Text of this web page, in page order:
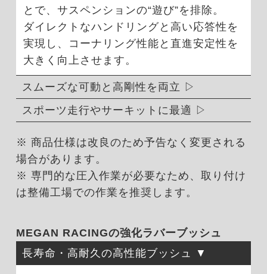
とで、サスペンションの“遊び”を排除。
ダイレクトなハンドリングと高い応答性を
実現し、コーナリング性能と直進安定性を
大きく向上させます。
スムーズな可動と高剛性を両立
スポーツ走行やサーキットに最適
※ 商品仕様は改良のため予告なく変更される
場合があります。
※ 専門的な圧入作業が必要なため、取り付け
は整備工場での作業を推奨します。
MEGAN RACINGの強化ラバーブッシュ
長寿命・高耐久の高性能ブッシュ